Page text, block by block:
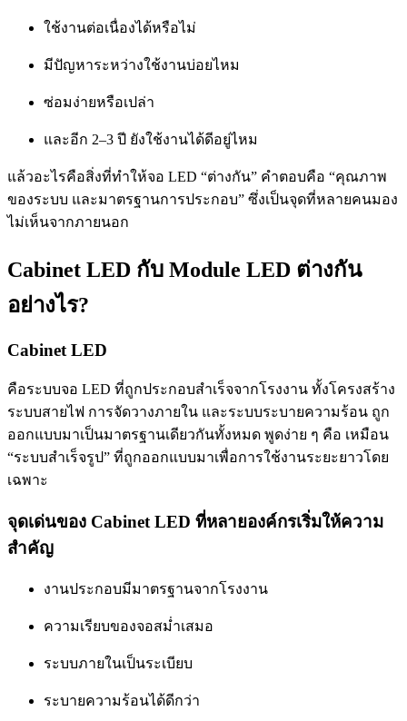
ใช้งานต่อเนื่องได้หรือไม่
มีปัญหาระหว่างใช้งานบ่อยไหม
ซ่อมง่ายหรือเปล่า
และอีก 2–3 ปี ยังใช้งานได้ดีอยู่ไหม
แล้วอะไรคือสิ่งที่ทำให้จอ LED “ต่างกัน” คำตอบคือ “คุณภาพ
ของระบบ และมาตรฐานการประกอบ” ซึ่งเป็นจุดที่หลายคนมอง
ไม่เห็นจากภายนอก
Cabinet LED กับ Module LED ต่างกัน
อย่างไร?
Cabinet LED
คือระบบจอ LED ที่ถูกประกอบสำเร็จจากโรงงาน ทั้งโครงสร้าง
ระบบสายไฟ การจัดวางภายใน และระบบระบายความร้อน ถูก
ออกแบบมาเป็นมาตรฐานเดียวกันทั้งหมด พูดง่าย ๆ คือ เหมือน
“ระบบสำเร็จรูป” ที่ถูกออกแบบมาเพื่อการใช้งานระยะยาวโดย
เฉพาะ
จุดเด่นของ Cabinet LED ที่หลายองค์กรเริ่มให้ความ
สำคัญ
งานประกอบมีมาตรฐานจากโรงงาน
ความเรียบของจอสม่ำเสมอ
ระบบภายในเป็นระเบียบ
ระบายความร้อนได้ดีกว่า